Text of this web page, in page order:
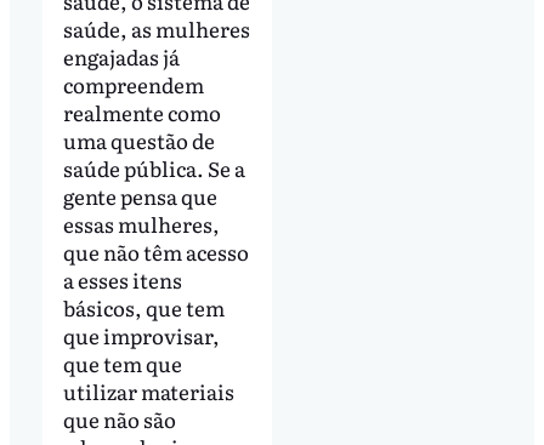
saúde, as mulheres
engajadas já
compreendem
realmente como
uma questão de
saúde pública. Se a
gente pensa que
essas mulheres,
que não têm acesso
a esses itens
básicos, que tem
que improvisar,
que tem que
utilizar materiais
que não são